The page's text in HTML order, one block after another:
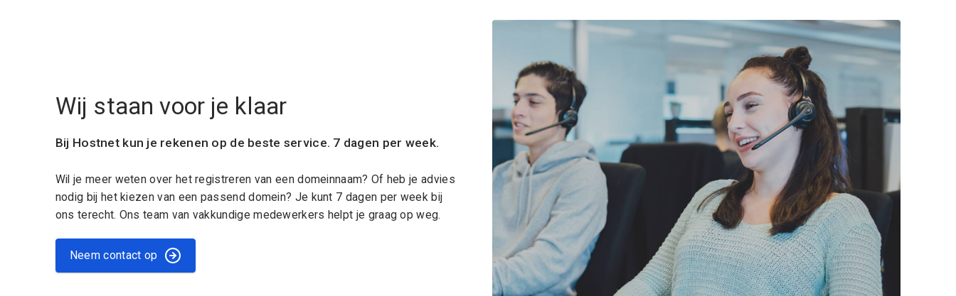
Wij staan voor je klaar
Bij Hostnet kun je rekenen op de beste service. 7 dagen per week.
Wil je meer weten over het registreren van een domeinnaam? Of heb je advies
nodig bij het kiezen van een passend domein? Je kunt 7 dagen per week bij
ons terecht. Ons team van vakkundige medewerkers helpt je graag op weg.
Neem contact op